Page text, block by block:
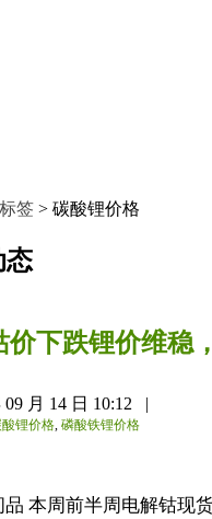
标签 > 碳酸锂价格
态
价下跌锂价维稳
09 月 14 日 10:12 |
锂价格, 磷酸铁锂价格
本周前半周电解钴现